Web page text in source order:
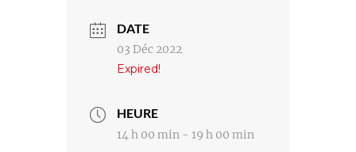
DATE
03 Déc 2022
Expired!
HEURE
14 h 00 min - 19 h 00 min